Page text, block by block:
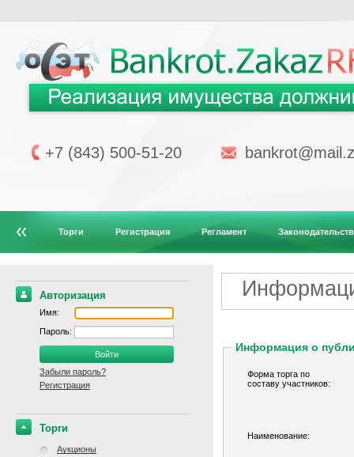
+7 (843) 500-51-20
Торги Регистрация Регламент
Авторизация
Имя:
Пароль:
Забыли пароль?
Регистрация
Торги
Аукционы
Информация о
Форма торга по
составу участников:
Наименование: